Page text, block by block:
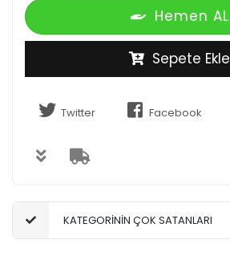
Hemen AL
Sepete Ekle
Twitter Facebook
KATEGORİNİN ÇOK SATANLARI